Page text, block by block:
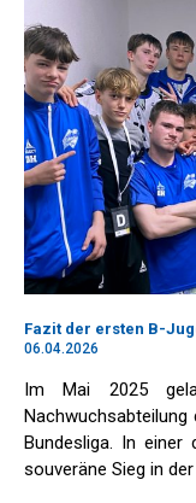
Fazit der ersten B-
06.04.2026
Im Mai 2025
Nachwuchsabteilung
Bundesliga. In einer
souveräne Sieg in